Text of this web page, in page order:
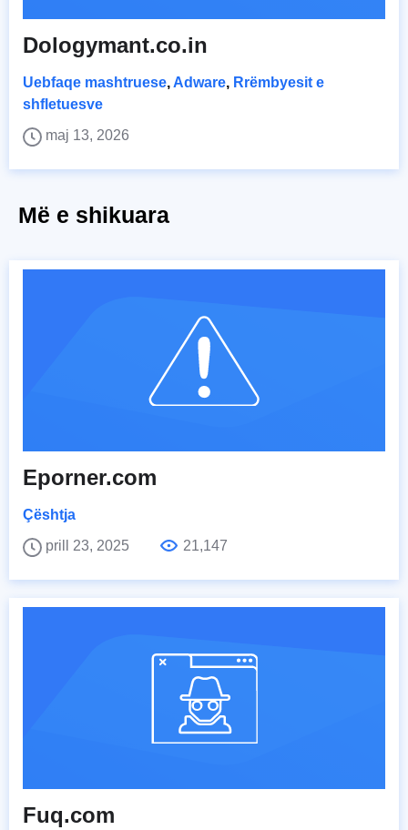
Dologymant.co.in
Uebfaqe mashtruese, Adware, Rrëmbyesit e
shfletuesve
maj 13, 2026
Më e shikuara
Eporner.com
Çështja
prill 23, 2025
21,147
Fuq.com